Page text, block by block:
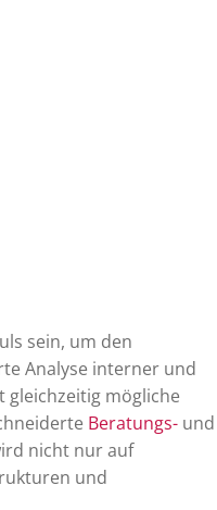
sein, um den
Analyse interner und
gleichzeitig mögliche
Beratungs- und
nicht nur auf
und